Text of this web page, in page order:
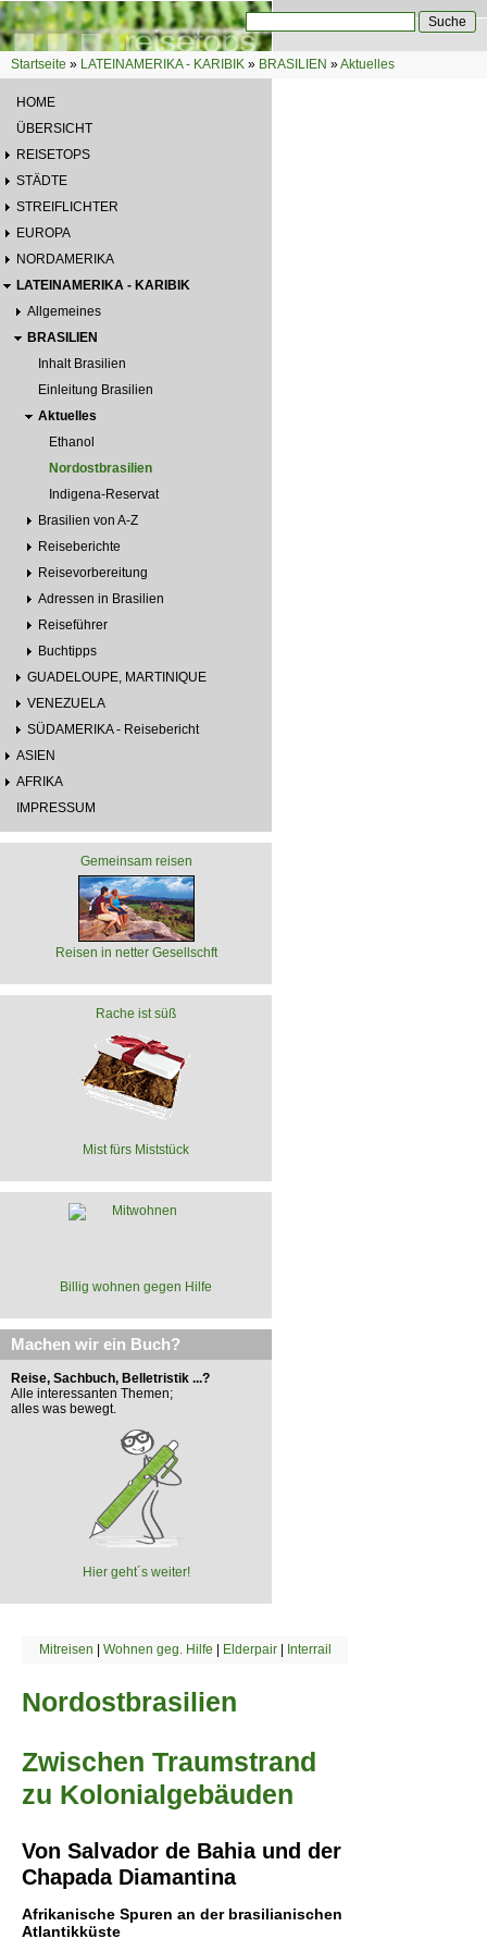
Direkt zum Inhalt
Suchformular
Sie sind hier
Startseite » LATEINAMERIKA - KARIBIK » BRASILIEN »Aktuelles
HOME
ÜBERSICHT
REISETOPS
STÄDTE
STREIFLICHTER
EUROPA
NORDAMERIKA
LATEINAMERIKA - KARIBIK
Allgemeines
BRASILIEN
Inhalt Brasilien
Einleitung Brasilien
Aktuelles
Ethanol
Nordostbrasilien
Indigena-Reservat
Brasilien von A-Z
Reiseberichte
Reisevorbereitung
Adressen in Brasilien
Reiseführer
Buchtipps
GUADELOUPE, MARTINIQUE
VENEZUELA
SÜDAMERIKA - Reisebericht
ASIEN
AFRIKA
IMPRESSUM
Gemeinsam reisen
Reisen in netter Gesellschft
Rache ist süß
Mist fürs Miststück
Billig wohnen gegen Hilfe
Machen wir ein Buch?
Reise, Sachbuch, Belletristik ...?
Alle interessanten Themen;
alles was bewegt.
Hier geht´s weiter!
Mitreisen | Wohnen geg. Hilfe | Elderpair| Interrail
Nordostbrasilien
Zwischen Traumstrand
zu Kolonialgebäuden
Von Salvador de Bahia und der
Chapada Diamantina
Afrikanische Spuren an der brasilianischen
Atlantikküste